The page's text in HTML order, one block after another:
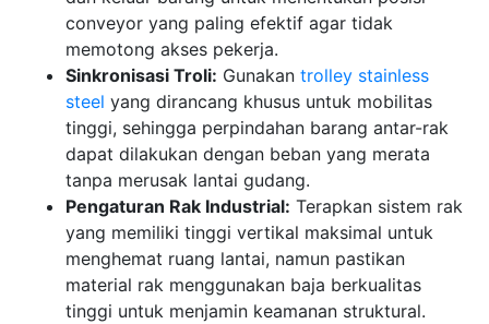
conveyor yang paling efektif agar tidak
memotong akses pekerja.
Sinkronisasi Troli: Gunakan trolley stainless
steel yang dirancang khusus untuk mobilitas
tinggi, sehingga perpindahan barang antar-rak
dapat dilakukan dengan beban yang merata
tanpa merusak lantai gudang.
Pengaturan Rak Industrial: Terapkan sistem rak
yang memiliki tinggi vertikal maksimal untuk
menghemat ruang lantai, namun pastikan
material rak menggunakan baja berkualitas
tinggi untuk menjamin keamanan struktural.